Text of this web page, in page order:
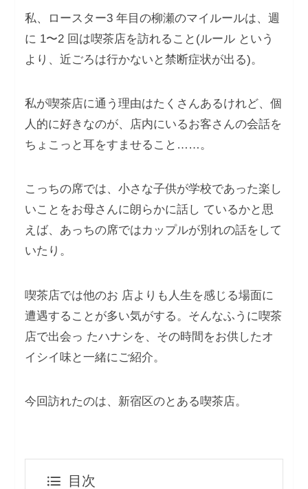
私、ロースター3 年目の柳瀬のマイルールは、週
に 1〜2 回は喫茶店を訪れること(ルール という
より、近ごろは行かないと禁断症状が出る)。
私が喫茶店に通う理由はたくさんあるけれど、個
人的に好きなのが、店内にいるお客さんの会話を
ちょこっと耳をすませること……。
こっちの席では、小さな子供が学校であった楽し
いことをお母さんに朗らかに話し ているかと思
えば、あっちの席ではカップルが別れの話をして
いたり。
喫茶店では他のお 店よりも人生を感じる場面に
遭遇することが多い気がする。そんなふうに喫茶
店で出会っ たハナシを、その時間をお供したオ
イシイ味と一緒にご紹介。
今回訪れたのは、新宿区のとある喫茶店。
目次